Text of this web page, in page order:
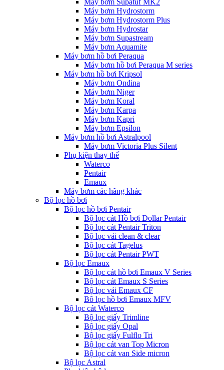
Máy bơm Supatuf MK2
Máy bơm Hydrostorm
Máy bơm Hydrostorm Plus
Máy bơm Hydrostar
Máy bơm Supastream
Máy bơm Aquamite
Máy bơm hồ bơi Peraqua
Máy bơm hồ bơi Peraqua M series
Máy bơm hồ bơi Kripsol
Máy bơm Ondina
Máy bơm Niger
Máy bơm Koral
Máy bơm Karpa
Máy bơm Kapri
Máy bơm Epsilon
Máy bơm hồ bơi Astralpool
Máy bơm Victoria Plus Silent
Phụ kiện thay thế
Waterco
Pentair
Emaux
Máy bơm các hãng khác
Bộ lọc hồ bơi
Bộ lọc hồ bơi Pentair
Bộ lọc cát Hồ bơi Dollar Pentair
Bộ lọc cát Pentair Triton
Bộ lọc vải clean & clear
Bộ lọc cát Tagelus
Bộ lọc cát Pentair PWT
Bộ lọc Emaux
Bộ lọc cát hồ bơi Emaux V Series
Bộ lọc cát Emaux S Series
Bộ lọc vải Emaux CF
Bô lọc hồ bơi Emaux MFV
Bộ lọc cát Waterco
Bộ lọc giấy Trimline
Bộ lọc giấy Opal
Bộ lọc giấy Fulflo Tri
Bộ lọc cát van Top Micron
Bộ lọc cát van Side micron
Bộ lọc Astral